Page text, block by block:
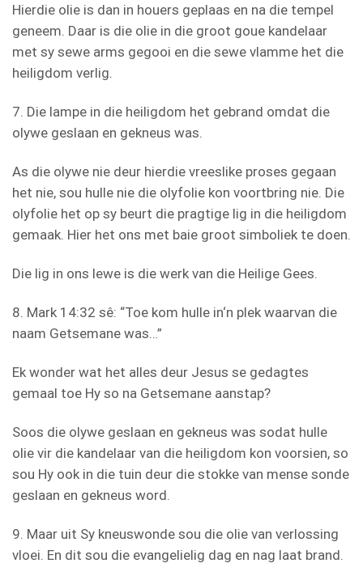
Hierdie olie is dan in houers geplaas en na die tempel
geneem. Daar is die olie in die groot goue kandelaar
met sy sewe arms gegooi en die sewe vlamme het die
heiligdom verlig.
7. Die lampe in die heiligdom het gebrand omdat die
olywe geslaan en gekneus was.
As die olywe nie deur hierdie vreeslike proses gegaan
het nie, sou hulle nie die olyfolie kon voortbring nie. Die
olyfolie het op sy beurt die pragtige lig in die heiligdom
gemaak. Hier het ons met baie groot simboliek te doen.
Die lig in ons lewe is die werk van die Heilige Gees.
8. Mark 14:32 sê: “Toe kom hulle in‘n plek waarvan die
naam Getsemane was…”
Ek wonder wat het alles deur Jesus se gedagtes
gemaal toe Hy so na Getsemane aanstap?
Soos die olywe geslaan en gekneus was sodat hulle
olie vir die kandelaar van die heiligdom kon voorsien, so
sou Hy ook in die tuin deur die stokke van mense sonde
geslaan en gekneus word.
9. Maar uit Sy kneuswonde sou die olie van verlossing
vloei. En dit sou die evangelielig dag en nag laat brand.